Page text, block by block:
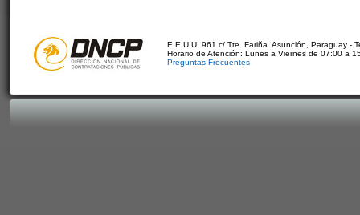
E.E.U.U. 961 c/ Tte. Fariña. Asunción, Paraguay -
Horario de Atención: Lunes a Viernes de 07:00 a
Preguntas Frecuentes